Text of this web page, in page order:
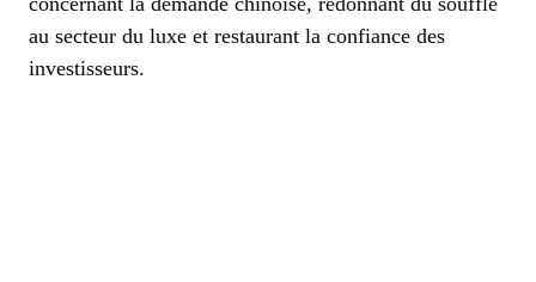
au secteur du luxe et restaurant la confiance des
investisseurs.